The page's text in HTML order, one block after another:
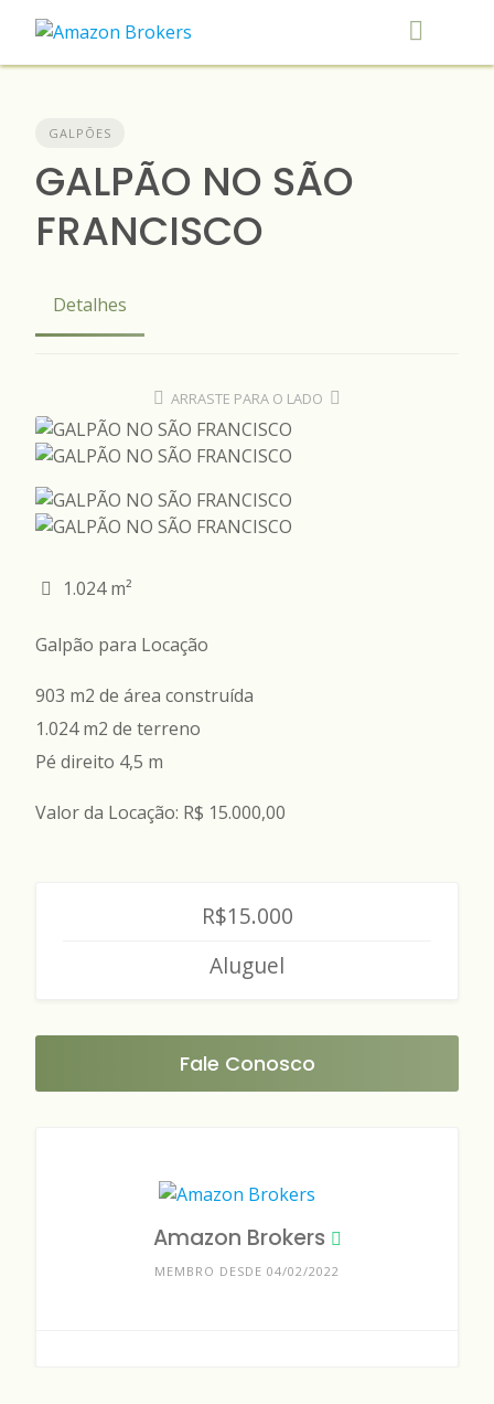
content
GALPÕES
GALPÃO NO SÃO
FRANCISCO
Detalhes
ARRASTE PARA O LADO
1.024 m²
Galpão para Locação
903 m2 de área construída
1.024 m2 de terreno
Pé direito 4,5 m
Valor da Locação: R$ 15.000,00
R$15.000
Aluguel
Fale Conosco
Amazon Brokers
MEMBRO DESDE 04/02/2022